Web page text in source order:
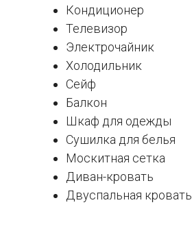
Кондиционер
Телевизор
Электрочайник
Холодильник
Сейф
Балкон
Шкаф для одежды
Сушилка для белья
Москитная сетка
Диван-кровать
Двуспальная кровать